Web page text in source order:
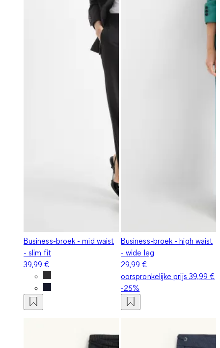
Business-broek - mid waist
- slim fit
39,99 €
Business-broek - high waist
- wide leg
29,99 €
oorspronkelijke prijs 39,99 €
-25%